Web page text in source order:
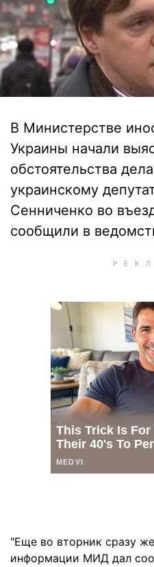
В Министерстве
Украины начали
обстоятельства
украинскому
Сенниченко во
сообщили в
"Еще во вторник сразу
информации МИД дал